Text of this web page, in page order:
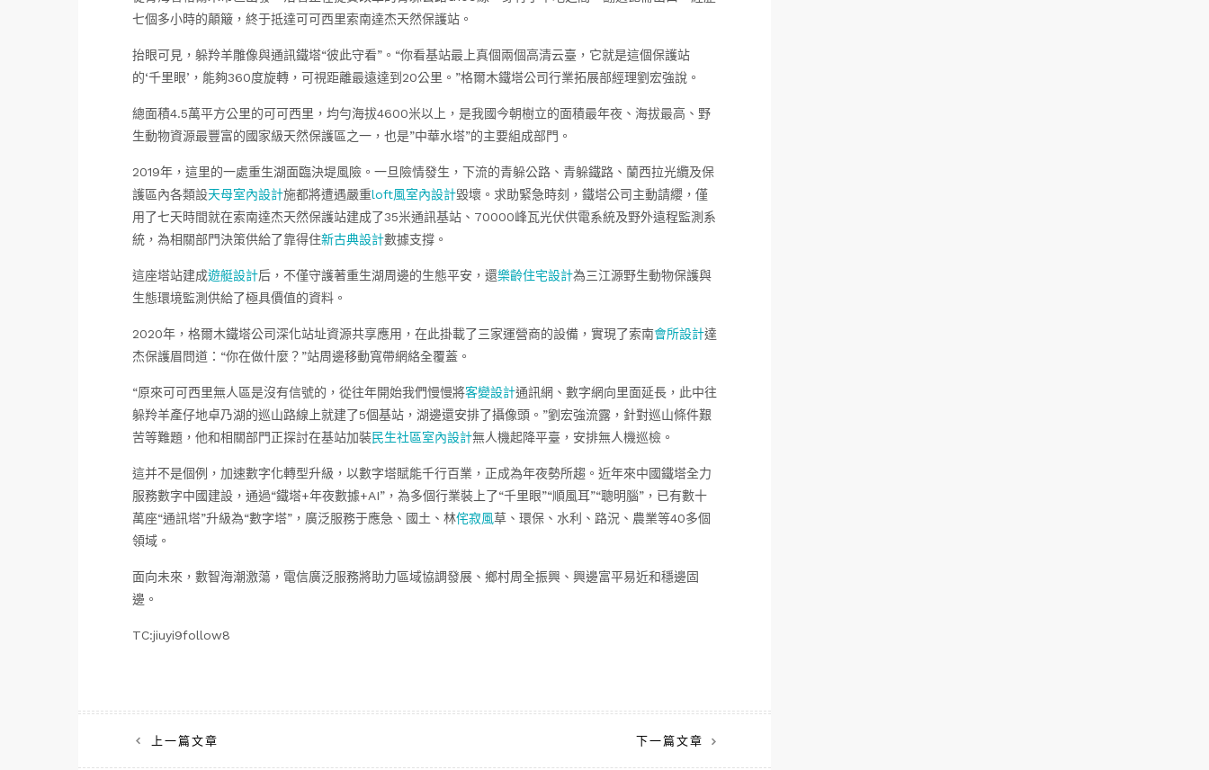
七個多小時的顛簸，終于抵達可可西里索南達杰天然保護站。
抬眼可見，躲羚羊雕像與通訊鐵塔“彼此守看”。“你看基站最上真個兩個高清云臺，它就是這個保護站
的‘千里眼’，能夠360度旋轉，可視距離最遠達到20公里。”格爾木鐵塔公司行業拓展部經理劉宏強說。
總面積4.5萬平方公里的可可西里，均勻海拔4600米以上，是我國今朝樹立的面積最年夜、海拔最高、野
生動物資源最豐富的國家級天然保護區之一，也是”中華水塔”的主要組成部門。
2019年，這里的一處重生湖面臨決堤風險。一旦險情發生，下流的青躲公路、青躲鐵路、蘭西拉光纜及保
護區內各類設天母室內設計施都將遭遇嚴重loft風室內設計毀壞。求助緊急時刻，鐵塔公司主動請纓，僅
用了七天時間就在索南達杰天然保護站建成了35米通訊基站、70000峰瓦光伏供電系統及野外遠程監測系
統，為相關部門決策供給了靠得住新古典設計數據支撐。
這座塔站建成遊艇設計后，不僅守護著重生湖周邊的生態平安，還樂齡住宅設計為三江源野生動物保護與
生態環境監測供給了極具價值的資料。
2020年，格爾木鐵塔公司深化站址資源共享應用，在此掛載了三家運營商的設備，實現了索南會所設計達
杰保護眉問道：“你在做什麼？”站周邊移動寬帶網絡全覆蓋。
“原來可可西里無人區是沒有信號的，從往年開始我們慢慢將客變設計通訊網、數字網向里面延長，此中往
躲羚羊產仔地卓乃湖的巡山路線上就建了5個基站，湖邊還安排了攝像頭。”劉宏強流露，針對巡山條件艱
苦等難題，他和相關部門正探討在基站加裝民生社區室內設計無人機起降平臺，安排無人機巡檢。
這并不是個例，加速數字化轉型升級，以數字塔賦能千行百業，正成為年夜勢所趨。近年來中國鐵塔全力
服務數字中國建設，通過“鐵塔+年夜數據+AI”，為多個行業裝上了“千里眼”“順風耳”“聰明腦”，已有數十
萬座“通訊塔”升級為“數字塔”，廣泛服務于應急、國土、林侘寂風草、環保、水利、路況、農業等40多個
領域。
面向未來，數智海潮激蕩，電信廣泛服務將助力區域協調發展、鄉村周全振興、興邊富平易近和穩邊固
邊。
TC:jiuyi9follow8
文上一篇文章 下一篇文章